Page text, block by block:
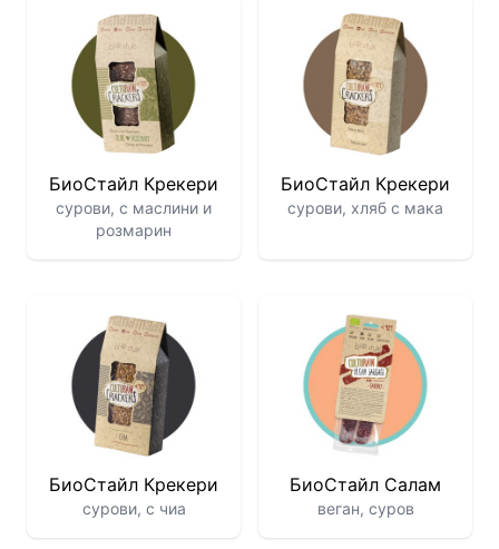
БиоСтайл Крекери
сурови, с маслини и
розмарин
БиоСтайл Крекери
сурови, хляб с мака
БиоСтайл Крекери
сурови, с чиа
БиоСтайл Салам
веган, суров